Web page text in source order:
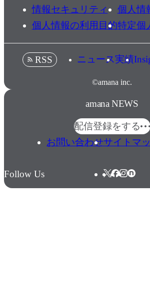
情報セキュリティ
個人情
個人情報の利用目的特定個
©amana inc.
RSS ニュース実績
amana NEWS
配信登録をする
お問い合わせサイトマ
Follow Us